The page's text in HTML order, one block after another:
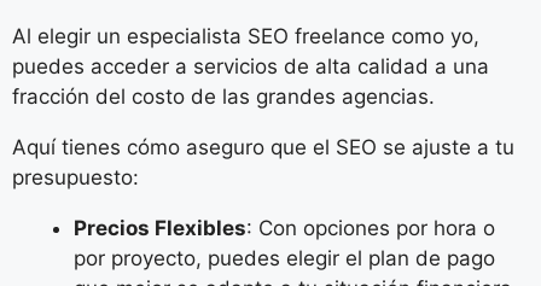
Al elegir un especialista SEO freelance como yo,
puedes acceder a servicios de alta calidad a una
fracción del costo de las grandes agencias.
Aquí tienes cómo aseguro que el SEO se ajuste a tu
presupuesto:
Precios Flexibles: Con opciones por hora o
por proyecto, puedes elegir el plan de pago